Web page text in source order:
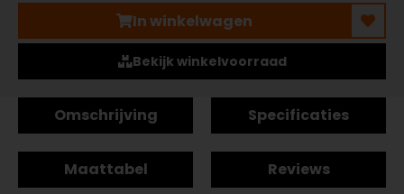
In winkelwagen
Bekijk winkelvoorraad
Omschrijving Specificaties
Maattabel Reviews